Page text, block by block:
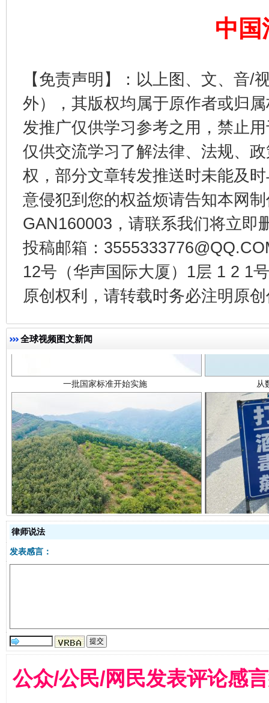
中国
【免责声明】：以上图、文、音/
外），其版权均属于原作者或归
发推广仅供学习参考之用，禁止
仅供交流学习了解法律、法规、
权，部分文章转发推送时未能及
意侵犯到您的权益烦请告知本网
GAN160003，请联系我们将立即
投稿邮箱：
12号（华声国际大厦）1层 1 2 1
原创权利，请转载时务必注明原
全球视频图文新闻
法徽映军营 权益有保障
以产业富民促振兴 酒驾
从幼儿园到大学，有这些资助 “
律师说法
发表感言：
公众/公民/网民发表评论感